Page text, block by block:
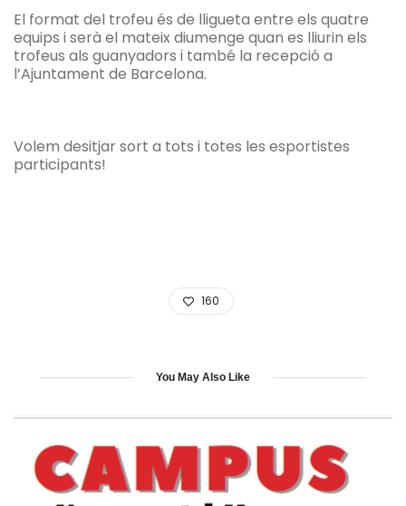
El format del trofeu és de lligueta entre els quatre
equips i serà el mateix diumenge quan es lliurin els
trofeus als guanyadors i també la recepció a
l’Ajuntament de Barcelona.
Volem desitjar sort a tots i totes les esportistes
participants!
160
You May Also Like